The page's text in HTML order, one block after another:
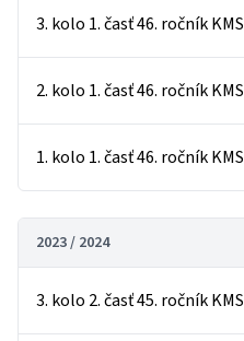
3. kolo 1. časť 46. ročník KMS
2. kolo 1. časť 46. ročník KMS
1. kolo 1. časť 46. ročník KMS
2023 / 2024
3. kolo 2. časť 45. ročník KMS